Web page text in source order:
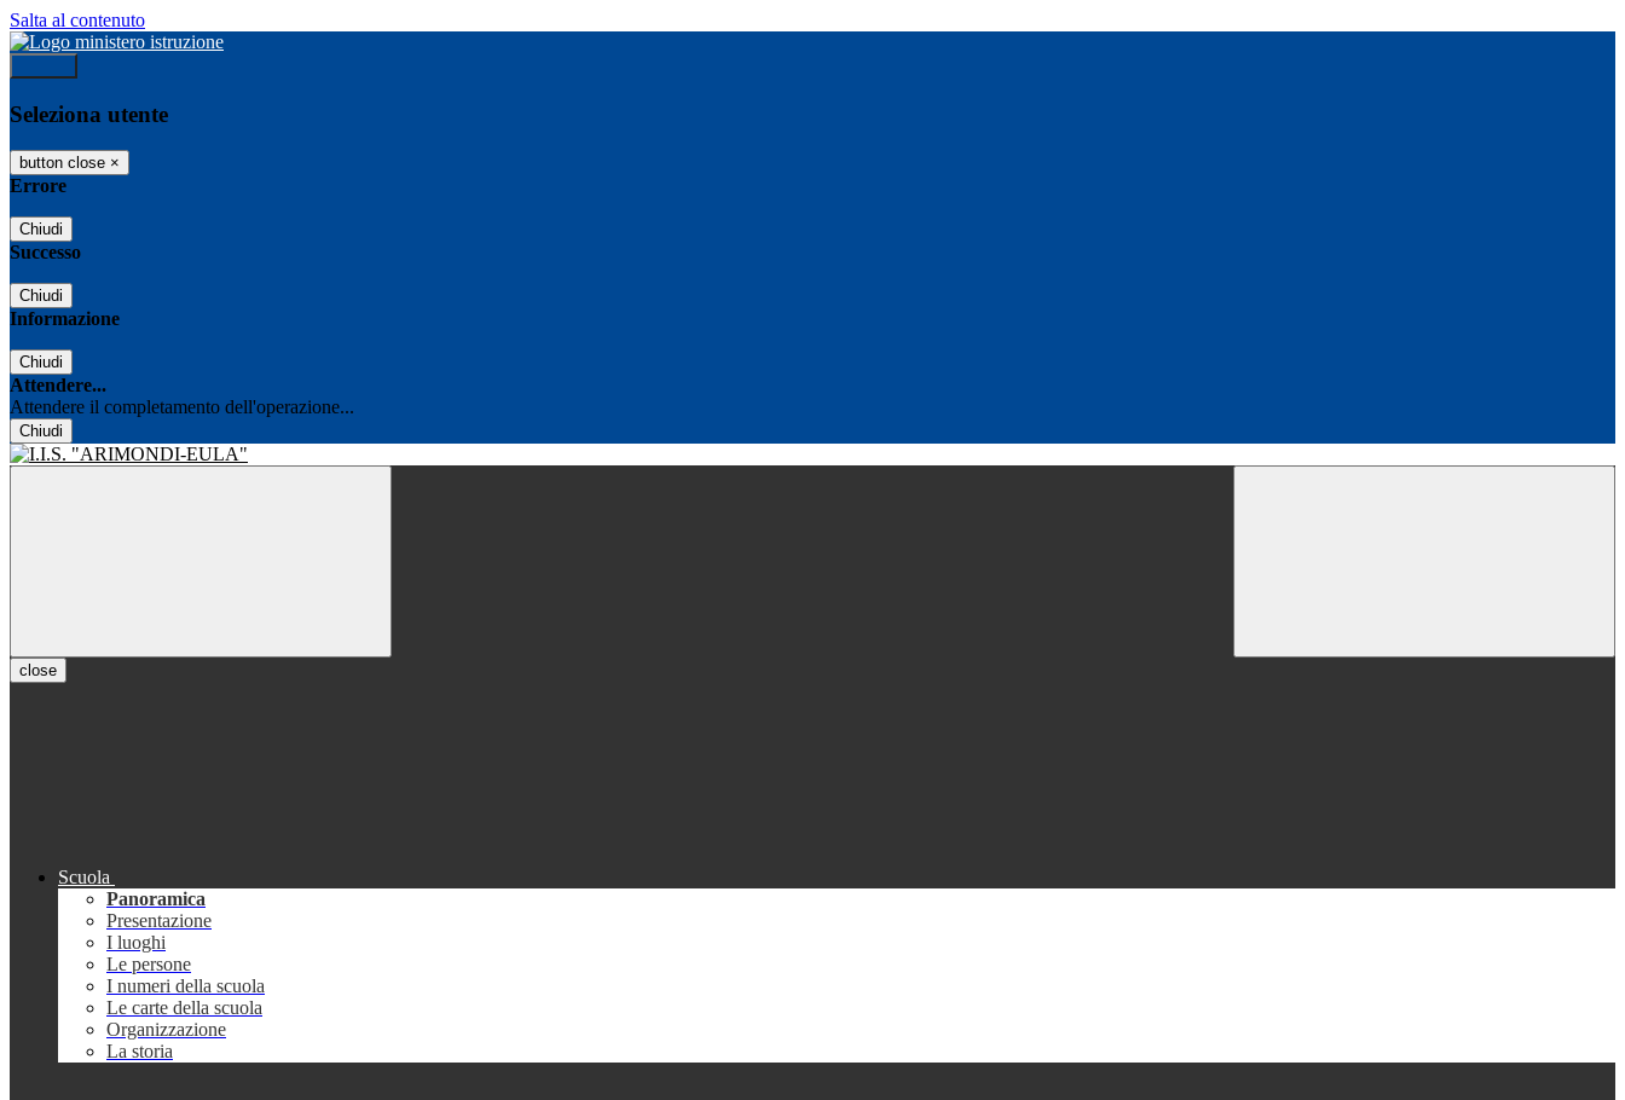
Salta al contenuto
Seleziona utente
button close ×
Errore
Chiudi
Successo
Chiudi
Informazione
Chiudi
Attendere...
Attendere il completamento dell'operazione...
Chiudi
close
Scuola
Panoramica
Presentazione
I luoghi
Le persone
I numeri della scuola
Le carte della scuola
Organizzazione
La storia